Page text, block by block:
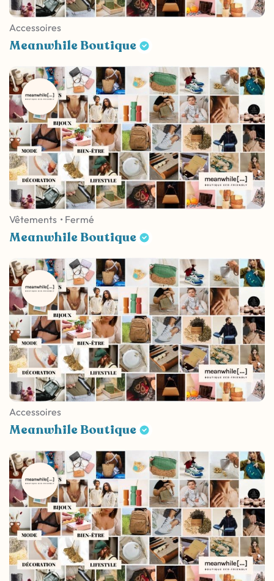
Accessoires
Meanwhile Boutique
Vêtements • Fermé
Meanwhile Boutique
Accessoires
Meanwhile Boutique